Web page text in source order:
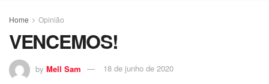
Home Opinião
VENCEMOS!
by Mell Sam 18 de junho de 2020